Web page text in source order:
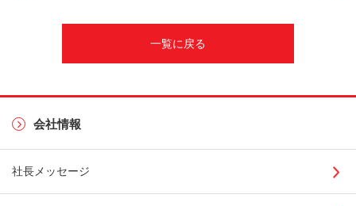
一覧に戻る
会社情報
社長メッセージ